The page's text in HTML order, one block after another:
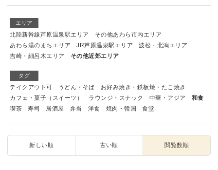
エリア
北陸新幹線芦原温泉駅エリア
その他あわら市内エリア
あわら湯のまちエリア
JR芦原温泉駅エリア
波松・北潟エリア
吉崎・細呂木エリア
その他近郊エリア
タグ
テイクアウト可 うどん・そば
お好み焼き・鉄板焼・たこ焼き
カフェ・菓子（スイーツ）
ラウンジ・スナック 中華・アジア
和食
喫茶
寿司 居酒屋 弁当 洋食 焼肉・韓国 食堂
新しい順 古い順 閲覧数順